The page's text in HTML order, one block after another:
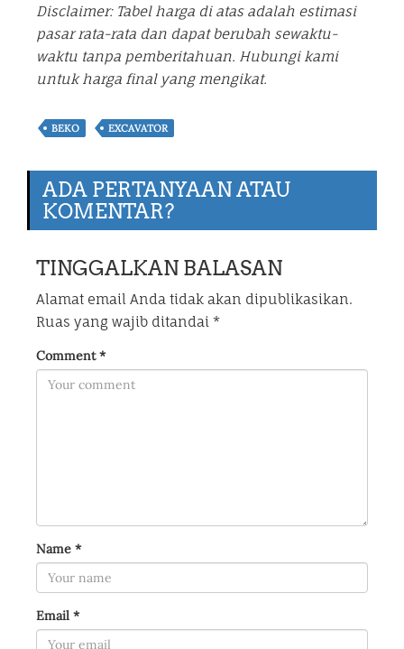
Disclaimer: Tabel harga di atas adalah estimasi
pasar rata-rata dan dapat berubah sewaktu-
waktu tanpa pemberitahuan. Hubungi kami
untuk harga final yang mengikat.
BEKO EXCAVATOR
ADA PERTANYAAN ATAU
KOMENTAR?
TINGGALKAN BALASAN
Alamat email Anda tidak akan dipublikasikan.
Ruas yang wajib ditandai *
Comment*
Name *
Email *